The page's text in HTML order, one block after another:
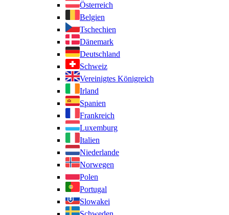
Österreich
Belgien
Tschechien
Dänemark
Deutschland
Schweiz
Vereinigtes Königreich
Irland
Spanien
Frankreich
Luxemburg
Italien
Niederlande
Norwegen
Polen
Portugal
Slowakei